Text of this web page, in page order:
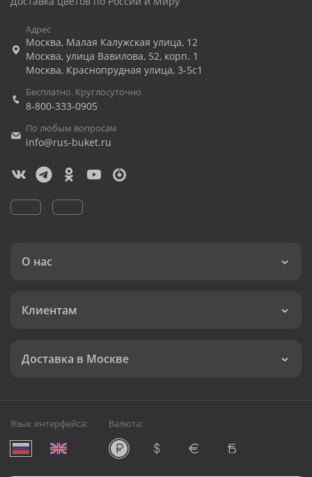
Адрес
Москва, Малая Калужская улица, 12
Москва, улица Вавилова, 52, корп. 1
Москва, Краснопрудная улица, 3-5с1
Бесплатно. Круглосуточно
8-800-333-0905
По любым вопросам
info@rus-buket.ru
О нас
Клиентам
Доставка в Москве
Язык интерфейса: Валюта: